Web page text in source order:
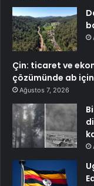
Çin: ticaret ve
çözümünde ab
Ağustos 7, 2026